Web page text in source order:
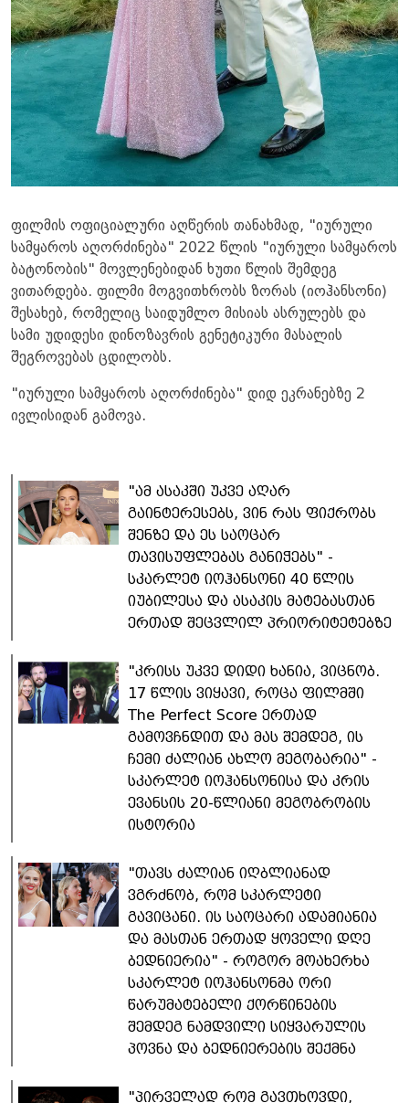
ფილმის ოფიციალური აღწერის თანახმად, "იურული
სამყაროს აღორძინება" 2022 წლის "იურული სამყაროს
ბატონობის" მოვლენებიდან ხუთი წლის შემდეგ
ვითარდება. ფილმი მოგვითხრობს ზორას (იოჰანსონი)
შესახებ, რომელიც საიდუმლო მისიას ასრულებს და
სამი უდიდესი დინოზავრის გენეტიკური მასალის
შეგროვებას ცდილობს.
"იურული სამყაროს აღორძინება" დიდ ეკრანებზე 2
ივლისიდან გამოვა.
"ამ ასაკში უკვე აღარ
გაინტერესებს, ვინ რას ფიქრობს
შენზე და ეს საოცარ
თავისუფლებას განიჭებს" -
სკარლეტ იოჰანსონი 40 წლის
იუბილესა და ასაკის მატებასთან
ერთად შეცვლილ პრიორიტეტებზე
"კრისს უკვე დიდი ხანია, ვიცნობ.
17 წლის ვიყავი, როცა ფილმში
The Perfect Score ერთად
გამოვჩნდით და მას შემდეგ, ის
ჩემი ძალიან ახლო მეგობარია" -
სკარლეტ იოჰანსონისა და კრის
ევანსის 20-წლიანი მეგობრობის
ისტორია
"თავს ძალიან იღბლიანად
ვგრძნობ, რომ სკარლეტი
გავიცანი. ის საოცარი ადამიანია
და მასთან ერთად ყოველი დღე
ბედნიერია" - როგორ მოახერხა
სკარლეტ იოჰანსონმა ორი
წარუმატებელი ქორწინების
შემდეგ ნამდვილი სიყვარულის
პოვნა და ბედნიერების შექმნა
"პირველად რომ გავთხოვდი,